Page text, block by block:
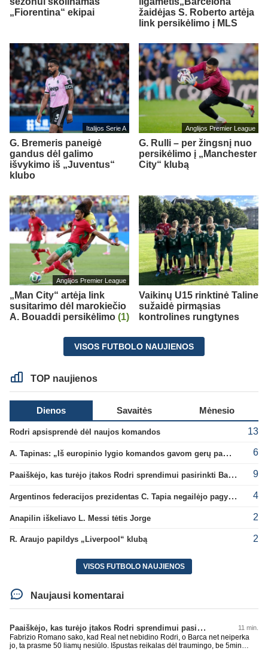
„Fiorentina“ ekipai
žaidėjas S. Roberto artėja
link persikėlimo į MLS
Italijos Serie A
G. Bremeris paneigė
gandus dėl galimo
išvykimo iš „Juventus“
klubo
Anglijos Premier League
G. Rulli – per žingsnį nuo
persikėlimo į „Manchester
City“ klubą
Anglijos Premier League
„Man City“ artėja link
susitarimo dėl marokiečio
A. Bouaddi persikėlimo (1)
Vaikinų U15 rinktinė Taline
sužaidė pirmąsias
kontrolines rungtynes
VISOS FUTBOLO NAUJIENOS
TOP naujienos
Dienos Savaitės Mėnesio
Rodri apsisprendė dėl naujos komandos 13
A. Tapinas: „Iš europinio lygio komandos gavom gerų pamokų“ 6
Paaiškėjo, kas turėjo įtakos Rodri sprendimui pasirinkti Barselonos pusę 9
Argentinos federacijos prezidentas C. Tapia negailėjo pagyrų G. Infantino 4
Anapilin iškeliavo L. Messi tėtis Jorge 2
R. Araujo papildys „Liverpool“ klubą 2
VISOS FUTBOLO NAUJIENOS
Naujausi komentarai
Paaiškėjo, kas turėjo įtakos Rodri sprendimui pasirinkti Barselonos pusę 11 min.
Fabrizio Romano sako, kad Real net nebidino Rodri, o Barca net neiperka
jo, ta prasme 50 liamų nesiūlo. Išpustas reikalas dėl traumingo, be 5min